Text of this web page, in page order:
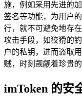
施，例如采用先进的
签名等功能，为用户
行，就不可避免地存
攻击手段，如狡猾的
户的私钥，进而盗取
贼，时刻觊觎着珍贵的
imToken 的安